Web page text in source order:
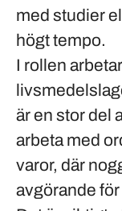
med studier
högt tempo.
I rollen
är en stor del
arbeta med
varor, där
avgörande